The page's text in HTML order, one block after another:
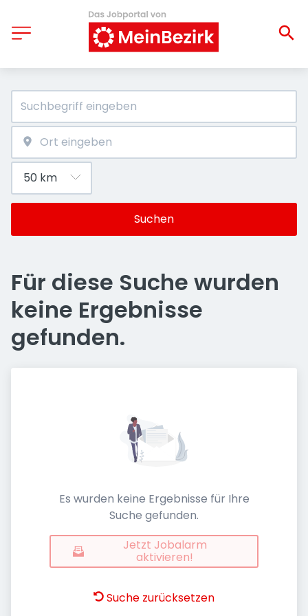
Suchen
Für diese Suche wurden
keine Ergebnisse
gefunden.
Es wurden keine Ergebnisse für Ihre
Suche gefunden.
Jetzt Jobalarm
aktivieren!
Suche zurücksetzen